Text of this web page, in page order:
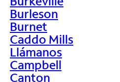
Burleson
Burnet
Caddo Mills
Llámanos
Campbell
Canton